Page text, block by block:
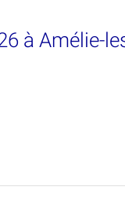
à Amélie-